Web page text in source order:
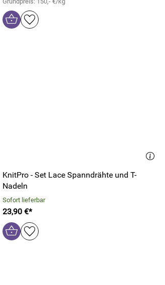
KnitPro - Set Lace Spanndrähte und T-
Nadeln
Sofort lieferbar
23,90 €*